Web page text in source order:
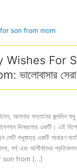
Wishes For
ভালোবাসার সেরা
আপনার সন্তানের জন্মদিন
দিনগুলোর একটি। এই
সেটি শুধুমাত্র একটি সাধারণ
গর্ব এবং আশীর্বাদের
son from […]